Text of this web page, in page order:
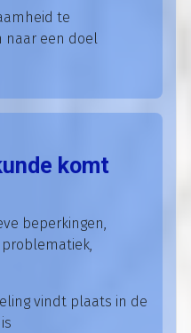
te
naar een doel
komt
beperkingen,
problematiek,
vindt plaats in de